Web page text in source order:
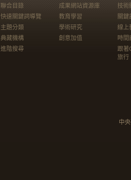
聯合目錄
快速關鍵詞導覽
主題分類
典藏機構
進階搜尋
成果網站資源庫
教育學習
學術研究
創意加值
技術
關鍵
線上
時間
跟
旅行
中